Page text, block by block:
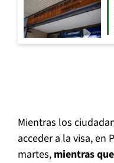
Mientras los
acceder a la visa, en
martes, mientras